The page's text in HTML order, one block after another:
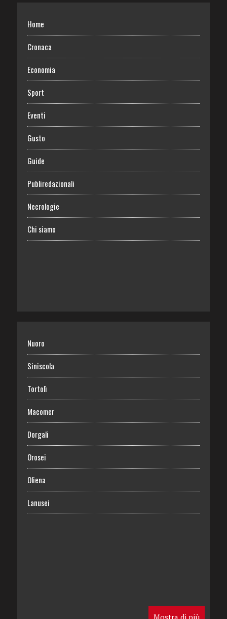
Home
Cronaca
Economia
Sport
Eventi
Gusto
Guide
Publiredazionali
Necrologie
Chi siamo
Nuoro
Siniscola
Tortolì
Macomer
Dorgali
Orosei
Oliena
Lanusei
Mostra di più